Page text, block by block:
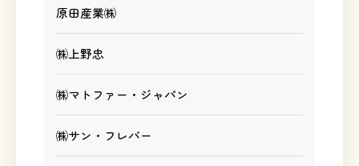
原田産業㈱
㈱上野忠
㈱マトファー・ジャパン
㈱サン・フレバー